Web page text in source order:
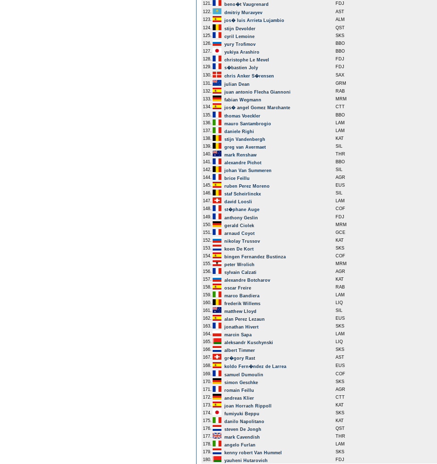
121.
beno�t Vaugrenard FDJ
122.
dmitriy Muravyev AST
123.
jos� luis Arrieta Lujambio ALM
124.
stijn Devolder QST
125.
cyril Lemoine SKS
126.
yury Trofimov BBO
127.
yukiya Arashiro BBO
128.
christophe Le Mevel FDJ
129.
s�bastien Joly FDJ
130.
chris Anker S�rensen SAX
131.
julian Dean GRM
132.
juan antonio Flecha Giannoni RAB
133.
fabian Wegmann MRM
134.
jos� angel Gomez Marchante CTT
135.
thomas Voeckler BBO
136.
mauro Santambrogio LAM
137.
daniele Righi LAM
138.
stijn Vandenbergh KAT
139.
greg van Avermaet SIL
140.
mark Renshaw THR
141.
alexandre Pichot BBO
142.
johan Van Summeren SIL
144.
brice Feillu AGR
145.
ruben Perez Moreno EUS
146.
staf Scheirlinckx SIL
147.
david Loosli LAM
148.
st�phane Auge COF
149.
anthony Geslin FDJ
150.
gerald Ciolek MRM
151.
arnaud Coyot GCE
152.
nikolay Trussov KAT
153.
koen De Kort SKS
154.
bingen Fernandez Bustinza COF
155.
peter Wrolich MRM
156.
sylvain Calzati AGR
157.
alexandre Botcharov KAT
158.
oscar Freire RAB
159.
marco Bandiera LAM
160.
frederik Willems LIQ
161.
matthew Lloyd SIL
162.
alan Perez Lezaun EUS
163.
jonathan Hivert SKS
164.
marcin Sapa LAM
165.
aleksandr Kuschynski LIQ
166.
albert Timmer SKS
167.
gr�gory Rast AST
168.
koldo Fern�ndez de Larrea EUS
169.
samuel Dumoulin COF
170.
simon Geschke SKS
171.
romain Feillu AGR
172.
andreas Klier CTT
173.
joan Horrach Rippoll KAT
174.
fumiyuki Beppu SKS
175.
danilo Napolitano KAT
176.
steven De Jongh QST
177.
mark Cavendish THR
178.
angelo Furlan LAM
179.
kenny robert Van Hummel SKS
180.
yauheni Hutarovich FDJ